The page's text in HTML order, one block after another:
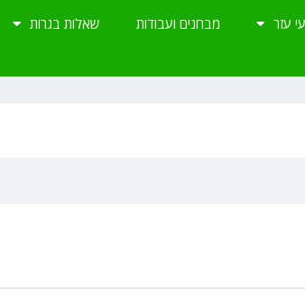
עזר מבחנים ועבודות
שאלות בגרות